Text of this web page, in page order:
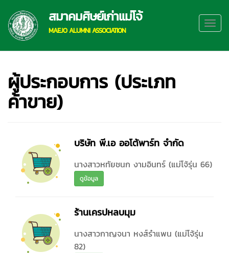
สมาคมศิษย์เก่าแม่โจ้
MAEJO ALUMNI ASSOCIATION
ผู้ประกอบการ (ประเภท
ค้าขาย)
บริษัท พี.เอ ออโต้พาร์ท จำกัด
นางสาวหทัยชนก งามอินทร์ (แม่โจ้รุ่น 66)
ดูข้อมูล
ร้านเครปหลบมุม
นางสาวกาญจนา หงส์รำแพน (แม่โจ้รุ่น
82)